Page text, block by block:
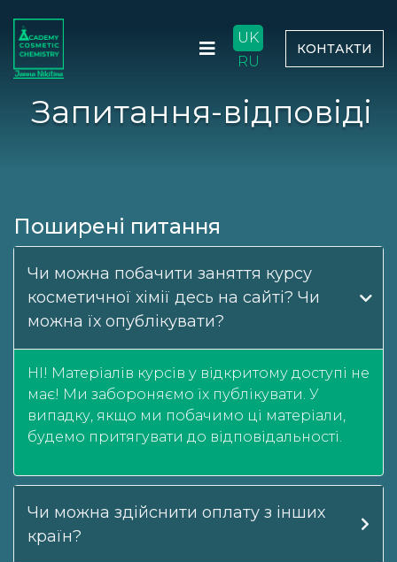
КОНТАКТИ
UK
RU
Запитання-відповіді
Поширені питання
Чи можна побачити заняття курсу
косметичної хімії десь на сайті? Чи
можна їх опублікувати?
НІ! Матеріалів курсів у відкритому доступі не
має! Ми забороняємо їх публікувати. У
випадку, якщо ми побачимо ці матеріали,
будемо притягувати до відповідальності.
Чи можна здійснити оплату з інших
країн?